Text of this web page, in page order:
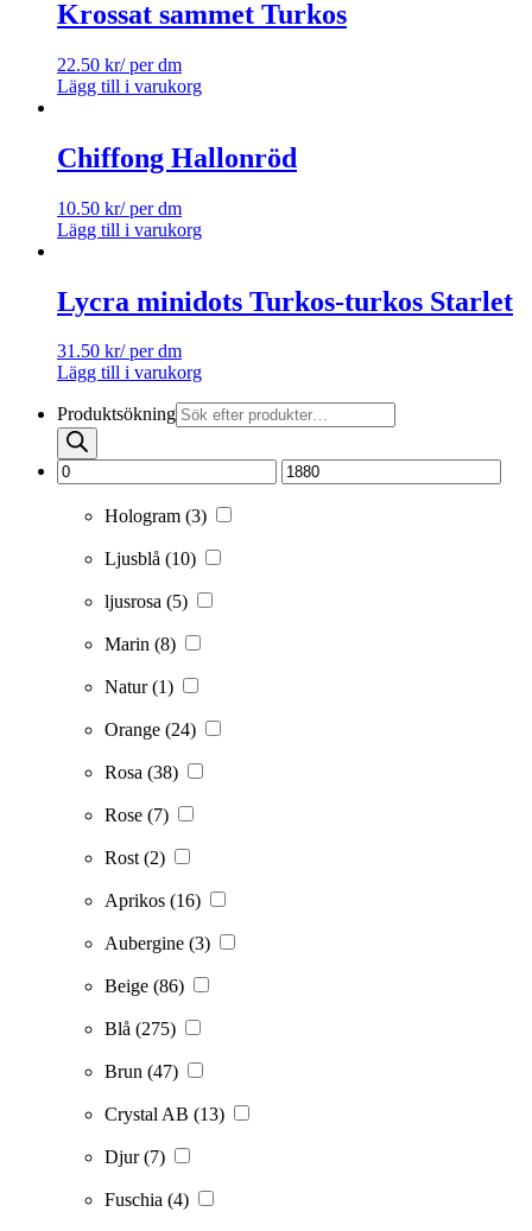
Krossat sammet Turkos
22.50 kr/ per dm
Lägg till i varukorg
Chiffong Hallonröd
10.50 kr/ per dm
Lägg till i varukorg
Lycra minidots Turkos-turkos Starlet
31.50 kr/ per dm
Lägg till i varukorg
Produktsökning
Hologram (3)
Ljusblå (10)
ljusrosa (5)
Marin (8)
Natur(1)
Orange (24)
Rosa (38)
Rose (7)
Rost(2)
Aprikos (16)
Aubergine (3)
Beige (86)
Blå (275)
Brun (47)
Crystal AB (13)
Djur(7)
Fuschia (4)